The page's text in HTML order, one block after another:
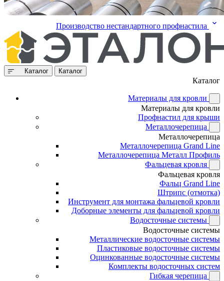
Производство нестандартного профнастила
Каталог Каталог
Каталог
Материалы для кровли
Материалы для кровли
Профнастил для крыши
Металлочерепица
Металлочерепица
Металлочерепица Grand Line
Металлочерепица Металл Профиль
Фальцевая кровля
Фальцевая кровля
Фальц Grand Line
Штрипс (отмотка)
Инструмент для монтажа фальцевой кровли
Доборные элементы для фальцевой кровли
Водосточные системы
Водосточные системы
Металлические водосточные системы
Пластиковые водосточные системы
Оцинкованные водосточные системы
Комплекты водосточных систем
Гибкая черепица